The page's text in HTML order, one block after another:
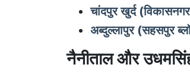
चांदपुर खुर्द
अब्दुल्लापुर (सहसपुर
नैनीताल और